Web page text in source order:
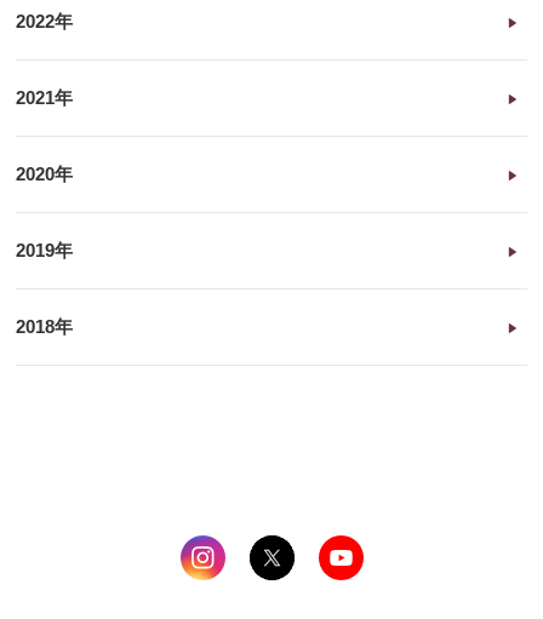
2022年
2021年
2020年
2019年
2018年